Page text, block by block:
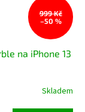
999 Kč
–50 %
na iPhone 13
Skladem